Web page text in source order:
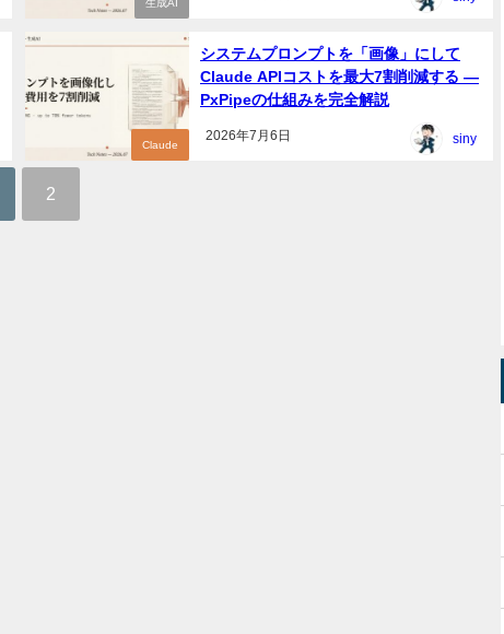
生成AI
Claude
システムプロンプトを「画像」にして
Claude APIコストを最大7割削減する —
PxPipeの仕組みを完全解説
2026年7月6日 siny
2